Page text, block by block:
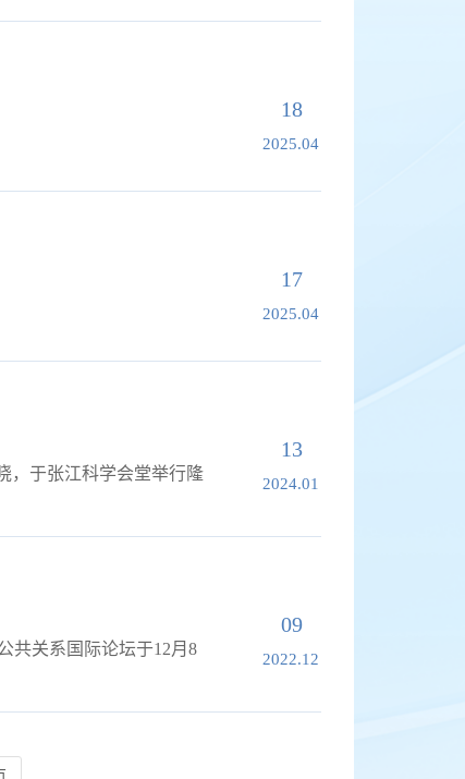
18
2025.04
17
2025.04
，于张江科学会堂举行隆
13
2024.01
共关系国际论坛于12月8
09
2022.12